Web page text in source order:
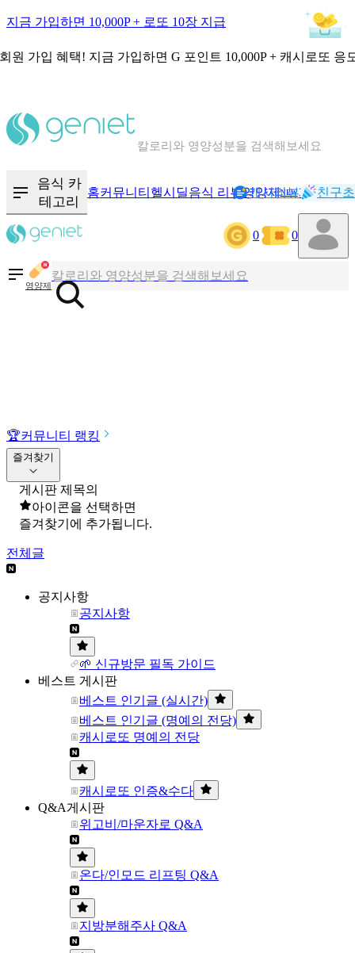
지금 가입하면 10,000P + 로또 10장 지급
원 가입 혜택! 지금 가입하면 G 포인트 10,000P + 캐시로또 응
혈당 · 다이어트 음식 검색해보세요
음식 카
테고리
홈커뮤니티 헬시딜음식 리뷰영양제NEW기록
캐시리뷰 친구
0 0
영양제
칼로리와 영양성분을 검색해보세요
혈당 · 다이어트 음식 검색해보세요
음식 · 영양제 리뷰를 찾아보세요
🏆커뮤니티 랭킹
즐겨찾기
게시판 제목의
아이콘을 선택하면
즐겨찾기에 추가됩니다.
전체글
공지사항
공지사항
🌱 신규방문 필독 가이드
베스트 게시판
베스트 인기글 (실시간)
베스트 인기글 (명예의 전당)
캐시로또 명예의 전당
캐시로또 인증&수다
Q&A게시판
위고비/마운자로 Q&A
온다/인모드 리프팅 Q&A
지방분해주사 Q&A